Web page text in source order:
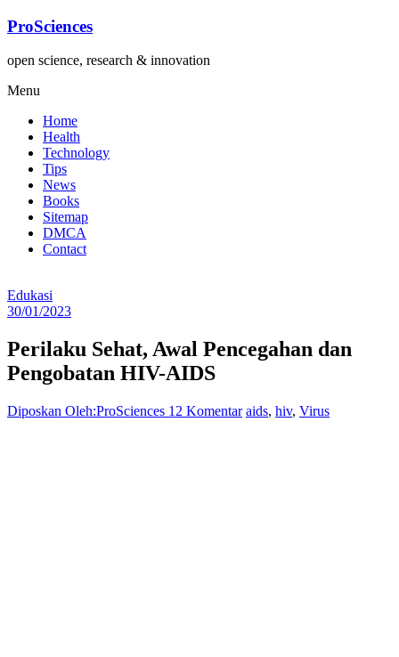
Lompat
konten
ProSciences
open science, research & innovation
Menu
Home
Health
Technology
Tips
News
Books
Sitemap
DMCA
Contact
Edukasi
30/01/2023
Perilaku Sehat, Awal Pencegahan dan
Pengobatan HIV-AIDS
Diposkan Oleh:ProSciences 12 Komentar aids, hiv, Virus